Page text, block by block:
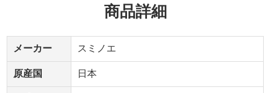
商品詳細
メーカー スミノエ
原産国 日本